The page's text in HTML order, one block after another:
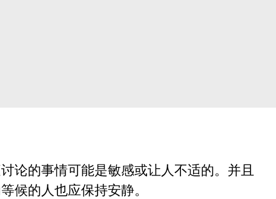
论的事情可能是敏感或让人不适的。并且
候的人也应保持安静。